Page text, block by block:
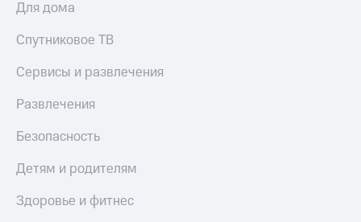
Для дома
Спутниковое ТВ
Сервисы и развлечения
Развлечения
Безопасность
Детям и родителям
Здоровье и фитнес